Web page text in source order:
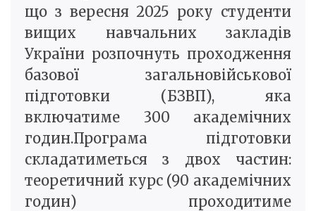
що з вересня 2025 року студенти
вищих навчальних закладів
України розпочнуть проходження
базової загальновійськової
підготовки (БЗВП), яка
включатиме 300 академічних
годин.Програма підготовки
складатиметься з двох частин:
теоретичний курс (90 академічних
годин) проходитиме